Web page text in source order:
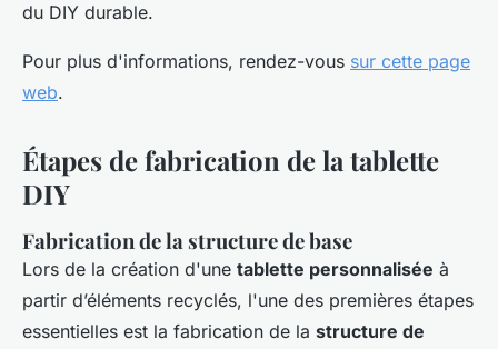
du DIY durable.
Pour plus d'informations, rendez-vous sur cette page
web.
Étapes de fabrication de la tablette
DIY
Fabrication de la structure de base
Lors de la création d'une tablette personnalisée à
partir d’éléments recyclés, l'une des premières étapes
essentielles est la fabrication de la structure de